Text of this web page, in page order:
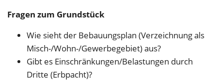
Fragen zum Grundstück
Wie sieht der Bebauungsplan (Verzeichnung als
Misch-/Wohn-/Gewerbegebiet) aus?
Gibt es Einschränkungen/Belastungen durch
Dritte (Erbpacht)?